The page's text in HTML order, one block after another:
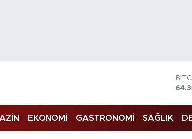
EKONOMİ GASTRONOMİ SAĞLIK